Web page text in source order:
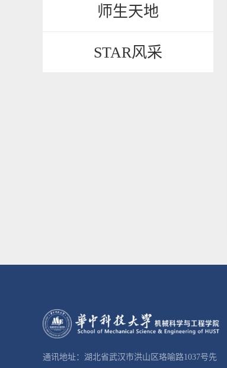
师生天地
STAR风采
通讯地址：湖北省武汉市洪山区珞喻路1037号先